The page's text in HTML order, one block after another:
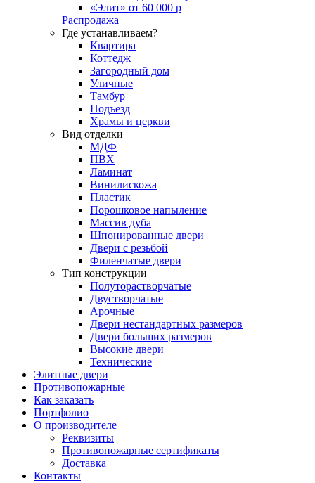
«Элит» от 60 000 р
Распродажа
Где устанавливаем?
Квартира
Коттедж
Загородный дом
Уличные
Тамбур
Подъезд
Храмы и церкви
Вид отделки
МДФ
ПВХ
Ламинат
Винилискожа
Пластик
Порошковое напыление
Массив дуба
Шпонированные двери
Двери с резьбой
Филенчатые двери
Тип конструкции
Полуторастворчатые
Двустворчатые
Арочные
Двери нестандартных размеров
Двери больших размеров
Высокие двери
Технические
Элитные двери
Противопожарные
Как заказать
Портфолио
О производителе
Реквизиты
Противопожарные сертификаты
Доставка
Контакты